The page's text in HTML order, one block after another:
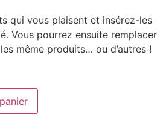
qui vous plaisent et insérez-les
Vous pourrez ensuite remplacer
même produits… ou d’autres !